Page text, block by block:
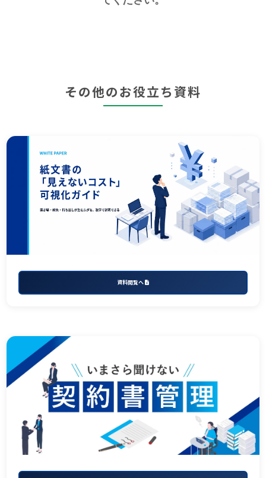
その他のお役立ち資料
資料閲覧へ